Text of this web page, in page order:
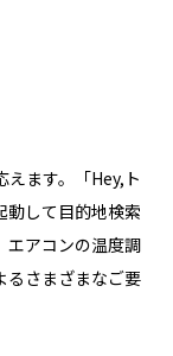
えます。「Hey,ト
動して目的地検索
エアコンの温度調
るさまざまなご要